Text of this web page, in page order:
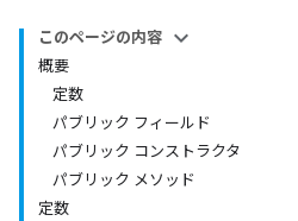
このページの内容
概要
定数
パブリック フィールド
パブリック コンストラクタ
パブリック メソッド
定数